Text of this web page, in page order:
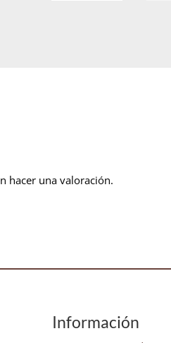
hacer una valoración.
Información